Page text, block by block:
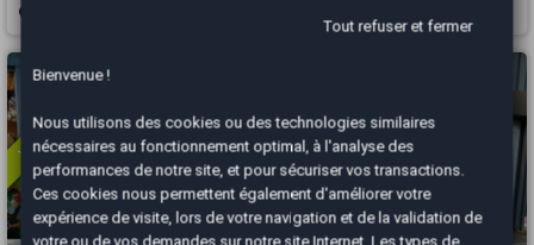
Vous arrivez trop tard
Tout refuser et fermer
Bienvenue !
Nous utilisons des cookies ou des technologies similaires
nécessaires au fonctionnement optimal, à l'analyse des
performances de notre site, et pour sécuriser vos transactions.
Ces cookies nous permettent également d'améliorer votre
expérience de visite, lors de votre navigation et de la validation de
votre ou de vos demandes sur notre site Internet. Les types de